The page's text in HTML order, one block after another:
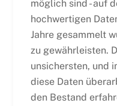
möglich sind - auf
hochwertigen
Jahre gesammelt
zu gewährleisten.
unsichersten, und
diese Daten
den Bestand